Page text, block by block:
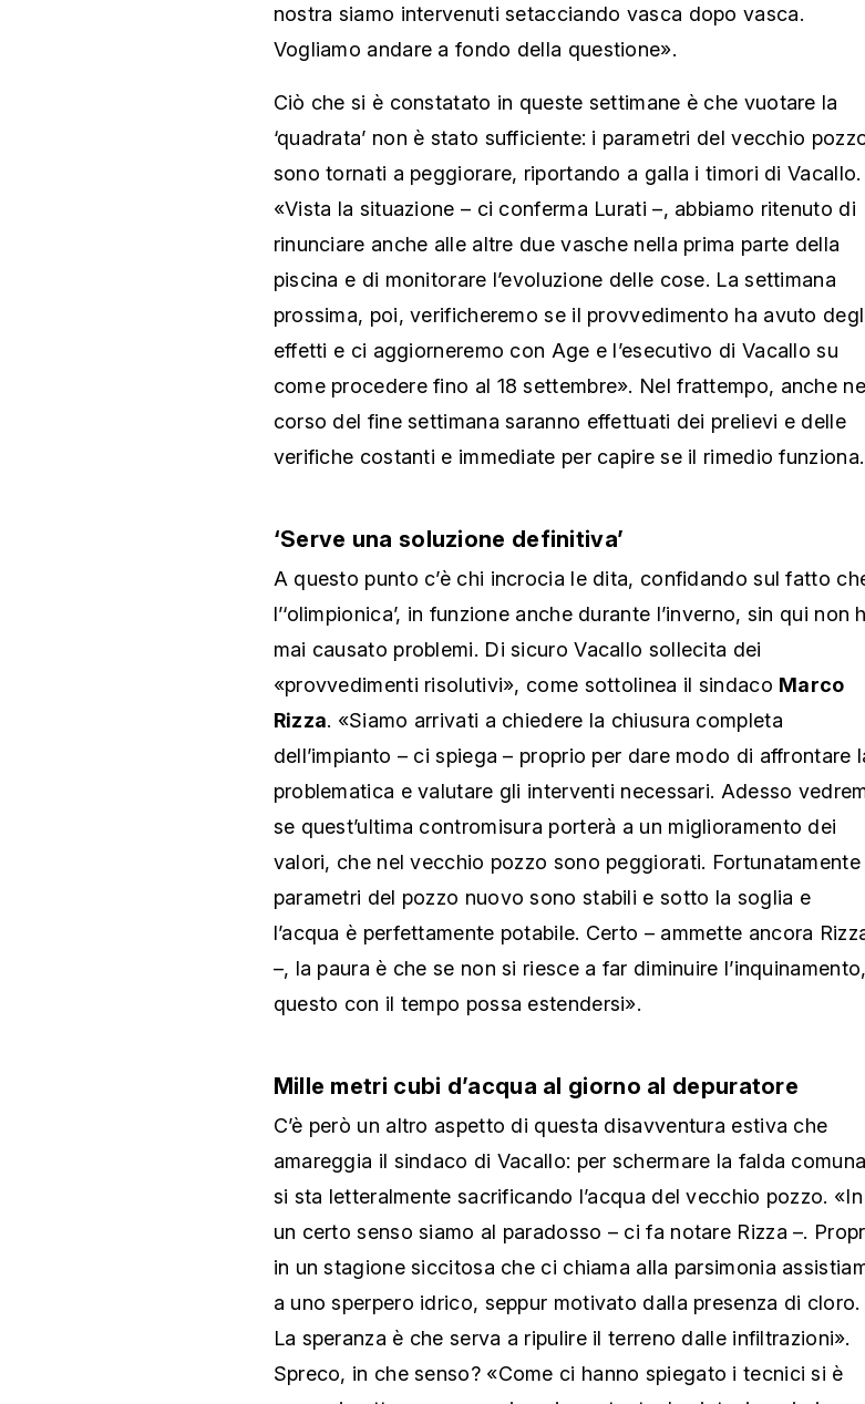
nostra siamo intervenuti setacciando vasca dopo vasca.
Vogliamo andare a fondo della questione».
Ciò che si è constatato in queste settimane è che vuotare la
‘quadrata’ non è stato sufficiente: i parametri del vecchio
sono tornati a peggiorare, riportando a galla i timori di Vacallo.
«Vista la situazione – ci conferma Lurati –, abbiamo ritenuto di
rinunciare anche alle altre due vasche nella prima parte della
piscina e di monitorare l’evoluzione delle cose. La settimana
prossima, poi, verificheremo se il provvedimento ha avuto
effetti e ci aggiorneremo con Age e l’esecutivo di Vacallo su
come procedere fino al 18 settembre». Nel frattempo, anche
corso del fine settimana saranno effettuati dei prelievi e delle
verifiche costanti e immediate per capire se il rimedio funziona.
‘Serve una soluzione definitiva’
A questo punto c’è chi incrocia le dita, confidando sul fatto
l’‘olimpionica’, in funzione anche durante l’inverno, sin qui non
mai causato problemi. Di sicuro Vacallo sollecita dei
«provvedimenti risolutivi», come sottolinea il sindaco Marco
Rizza. «Siamo arrivati a chiedere la chiusura completa
dell’impianto – ci spiega – proprio per dare modo di affrontare
problematica e valutare gli interventi necessari. Adesso
se quest’ultima contromisura porterà a un miglioramento dei
valori, che nel vecchio pozzo sono peggiorati. Fortunatamente
parametri del pozzo nuovo sono stabili e sotto la soglia e
l’acqua è perfettamente potabile. Certo – ammette ancora
–, la paura è che se non si riesce a far diminuire l’inquinamento,
questo con il tempo possa estendersi».
Mille metri cubi d’acqua al giorno al depuratore
C’è però un altro aspetto di questa disavventura estiva che
amareggia il sindaco di Vacallo: per schermare la falda
si sta letteralmente sacrificando l’acqua del vecchio pozzo. «In
un certo senso siamo al paradosso – ci fa notare Rizza –.
in un stagione siccitosa che ci chiama alla parsimonia
a uno sperpero idrico, seppur motivato dalla presenza di cloro.
La speranza è che serva a ripulire il terreno dalle infiltrazioni».
Spreco, in che senso? «Come ci hanno spiegato i tecnici si è